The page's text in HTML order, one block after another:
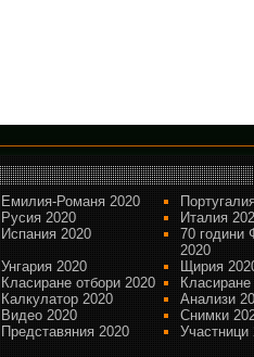
Емилия-Романя 2020
Русия 2020
Италия
Испания 2020
70 години
2020
Унгария 2020
Щирия
Класиране отбори 2020
Калкулатор 2020
Анализи
Видео 2020
Снимки
Представяния 2020
Участници